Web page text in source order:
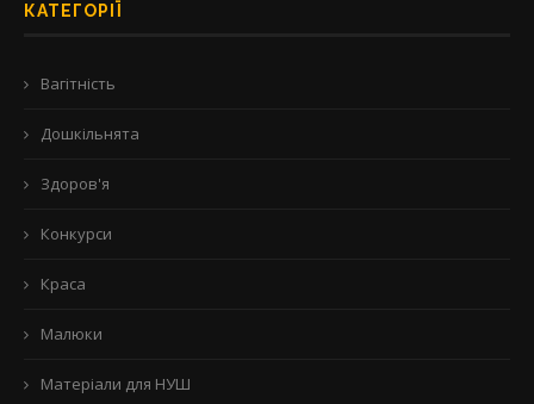
КАТЕГОРІЇ
Вагітність
Дошкільнята
Здоров'я
Конкурси
Краса
Малюки
Матеріали для НУШ